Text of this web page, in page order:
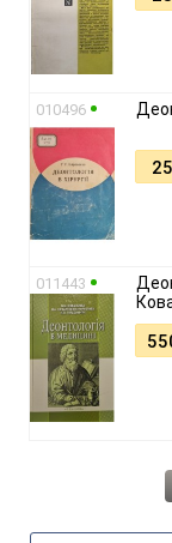
010496
011443